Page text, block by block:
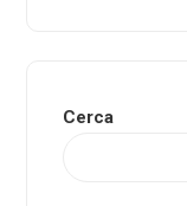
Cerca